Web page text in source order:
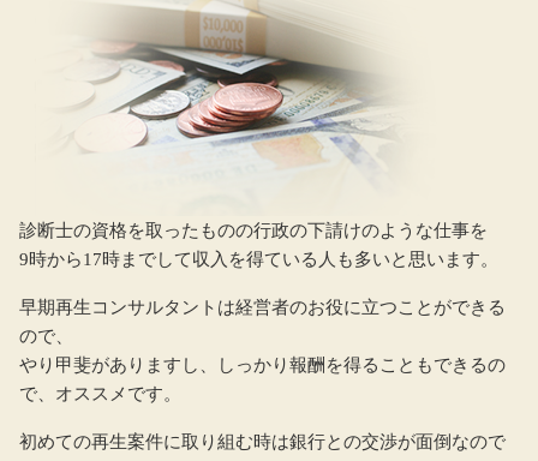
診断士の資格を取ったものの行政の下請けのような仕事を
9時から17時までして収入を得ている人も多いと思います。
早期再生コンサルタントは経営者のお役に立つことができる
ので、
やり甲斐がありますし、しっかり報酬を得ることもできるの
で、オススメです。
初めての再生案件に取り組む時は銀行との交渉が面倒なので